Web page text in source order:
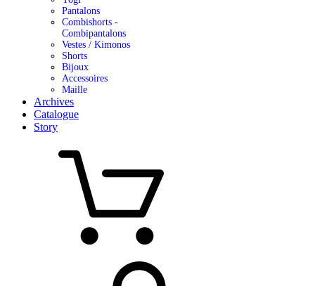
Pantalons
Combishorts -
Combipantalons
Vestes / Kimonos
Shorts
Bijoux
Accessoires
Maille
Archives
Catalogue
Story